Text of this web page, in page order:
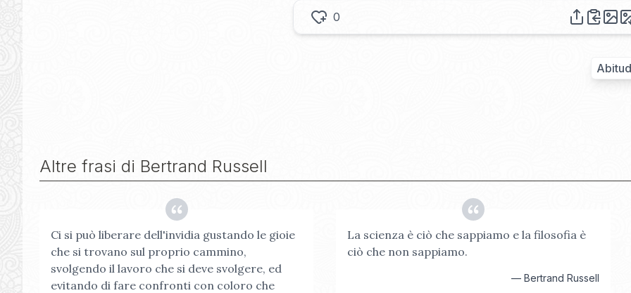
0
Altre frasi di Bertrand Russell
Ci si può liberare dell'invidia gustando le gioie
che si trovano sul proprio cammino,
svolgendo il lavoro che si deve svolgere, ed
evitando di fare confronti con coloro che
La scienza è ciò che sappiamo e la filosofia è
ciò che non sappiamo.
— Bertrand Russell